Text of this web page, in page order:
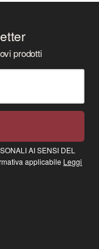
prodotti
AI SENSI DEL
applicabile Leggi